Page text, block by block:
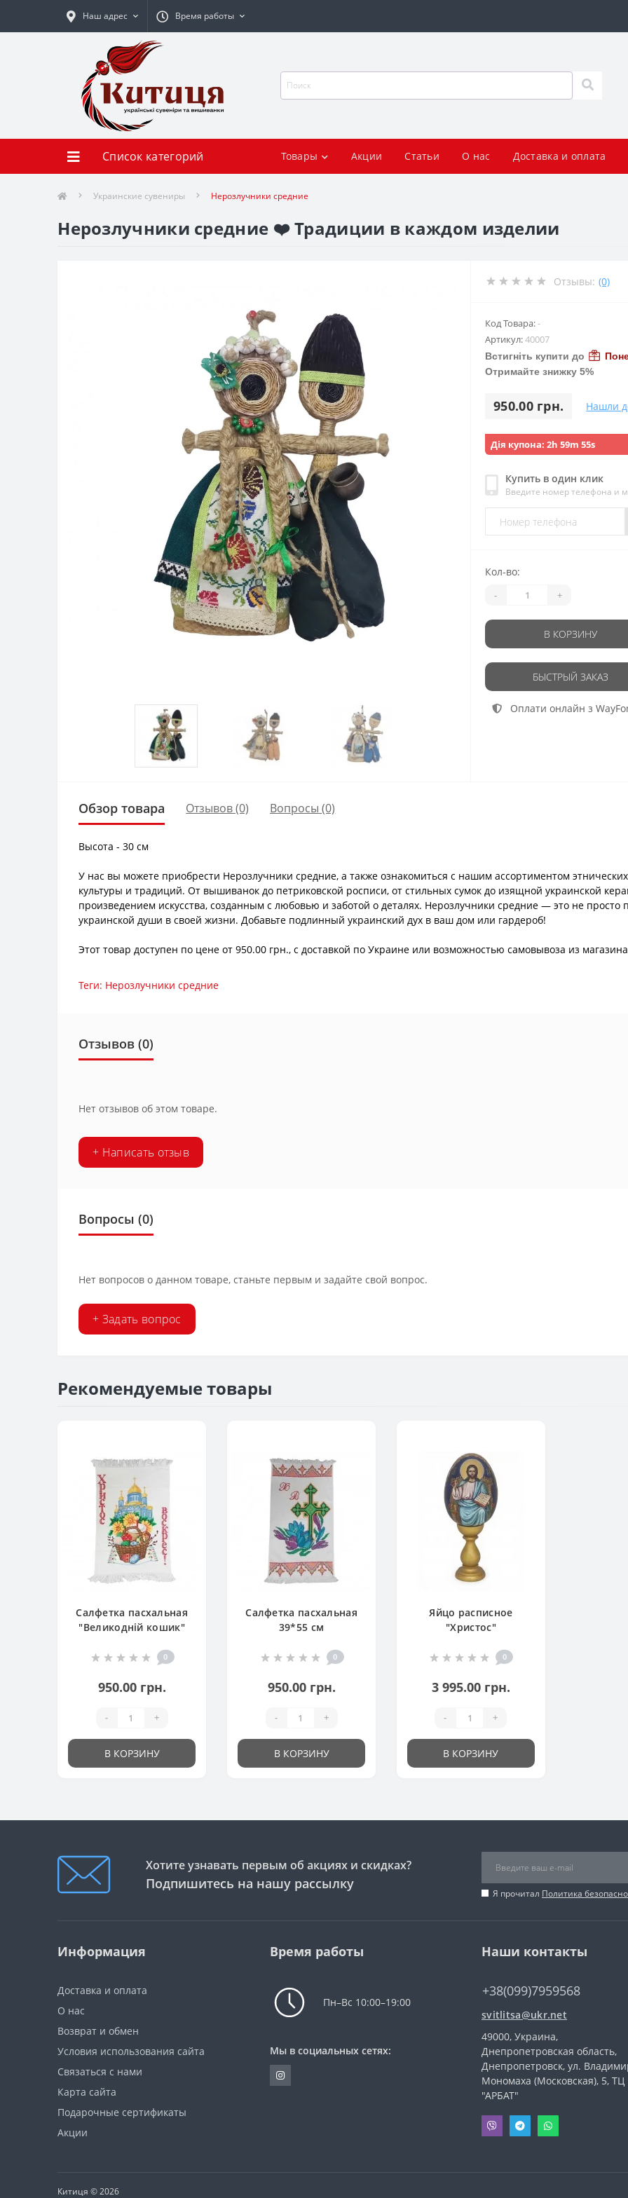
Наш адрес Время работы
Список категорий Товары Акции Статьи О нас Доставка и оплата
Украинские сувениры Нерозлучники средние
Нерозлучники средние ❤️ Традиции в каждом изделии
Отзывы: (0)
Код Товара:-
Артикул:40007
Встигніть купити до
Отримайте знижку 5%
950.00 грн. Нашли
Дія купона: 2h 59m 53s
Купить в один клик
Введите номер телефона и
Кол-во:
- +
В КОРЗИНУ
БЫСТРЫЙ ЗАКАЗ
Оплати онлайн з
Обзор товара Отзывов (0) Вопросы (0)
Высота - 30 см
У нас вы можете приобрести Нерозлучники средние, а также ознакомиться с нашим ассортиментом
культуры и традиций. От вышиванок до петриковской росписи, от стильных сумок до изящной украинской
произведением искусства, созданным с любовью и заботой о деталях. Нерозлучники средние — это не просто
украинской души в своей жизни. Добавьте подлинный украинский дух в ваш дом или гардероб!
Этот товар доступен по цене от 950.00 грн., с доставкой по Украине или возможностью самовывоза из
Теги: Нерозлучники средние
Отзывов (0)
Нет отзывов об этом товаре.
+ Написать отзыв
Вопросы (0)
Нет вопросов о данном товаре, станьте первым и задайте свой вопрос.
+ Задать вопрос
Рекомендуемые товары
Салфетка пасхальная
"Великодній кошик"
0
950.00 грн.
- +
В КОРЗИНУ
Салфетка пасхальная
39*55 см
0
950.00 грн.
- +
В КОРЗИНУ
Яйцо расписное
"Христос"
0
3 995.00 грн.
- +
В КОРЗИНУ
Хотите узнавать первым об акциях и скидках?
Подпишитесь на нашу рассылку
Я прочитал Политика
Информация
Доставка и оплата
О нас
Возврат и обмен
Условия использования сайта
Связаться с нами
Карта сайта
Подарочные сертификаты
Акции
Время работы
Пн–Вс 10:00–19:00
Мы в социальных сетях:
Наши контакты
+38(099)7959568
svitlitsa@ukr.net
49000, Украина,
Днепропетровская область,
Днепропетровск, ул.
Мономаха (Московская), 5, ТЦ
"АРБАТ"
Китиця © 2026